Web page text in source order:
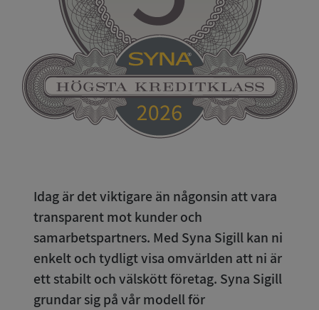
Idag är det viktigare än någonsin att vara
transparent mot kunder och
samarbetspartners. Med Syna Sigill kan ni
enkelt och tydligt visa omvärlden att ni är
ett stabilt och välskött företag. Syna Sigill
grundar sig på vår modell för